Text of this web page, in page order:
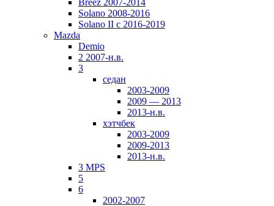
Breez 2007-2014
Solano 2008-2016
Solano II c 2016-2019
Mazda
Demio
2 2007-н.в.
3
седан
2003-2009
2009 — 2013
2013-н.в.
хэтчбек
2003-2009
2009-2013
2013-н.в.
3 MPS
5
6
2002-2007